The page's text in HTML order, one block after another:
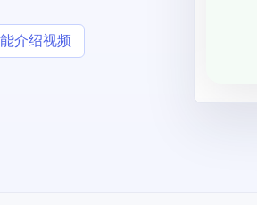
介绍视频